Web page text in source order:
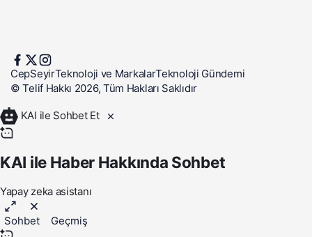
CepSeyirTeknoloji ve MarkalarTeknoloji Gündemi
© Telif Hakkı 2026, Tüm Hakları Saklıdır
KAI ile Sohbet Et
KAI ile Haber Hakkında Sohbet
Yapay zeka asistanı
Sohbet Geçmiş